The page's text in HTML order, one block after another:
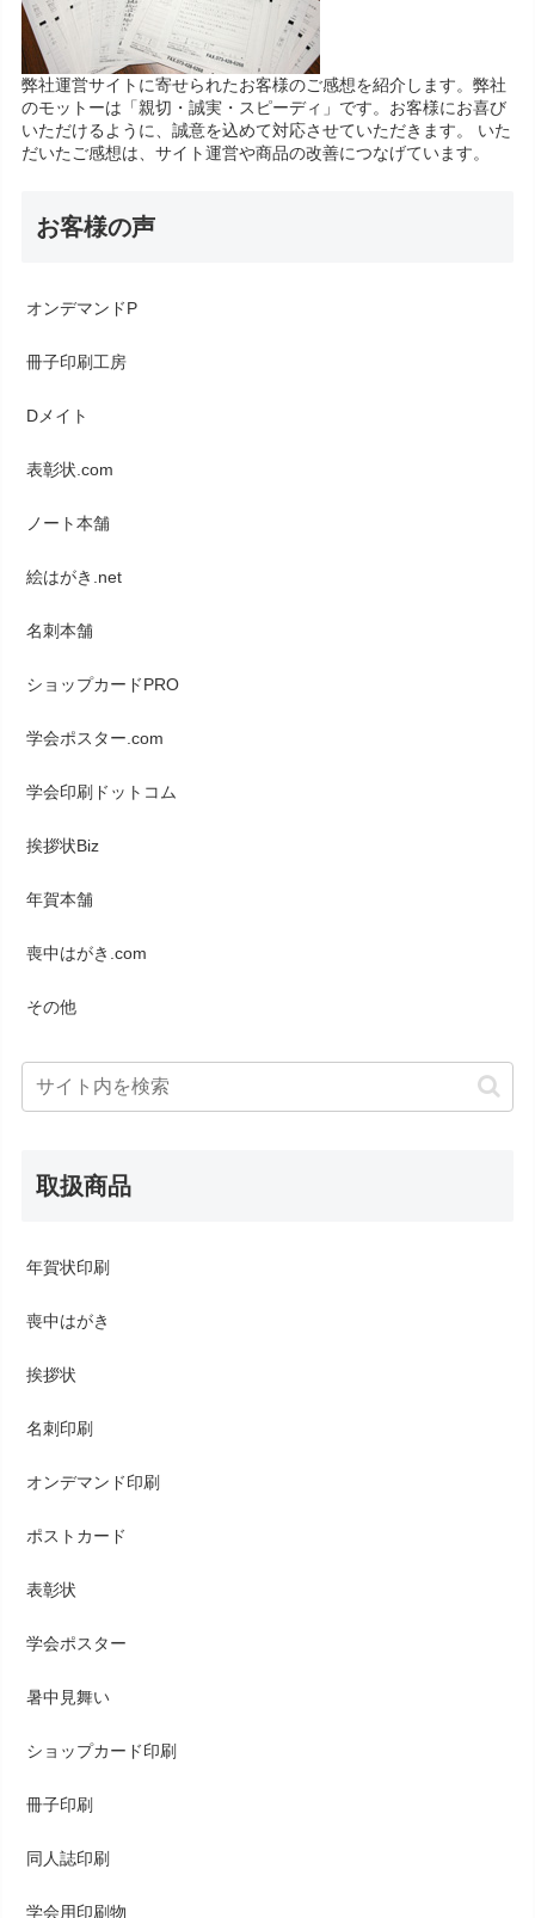
弊社運営サイトに寄せられたお客様のご感想を紹介します。弊社
のモットーは「親切・誠実・スピーディ」です。お客様にお喜び
いただけるように、誠意を込めて対応させていただきます。 いた
だいたご感想は、サイト運営や商品の改善につなげています。
お客様の声
オンデマンドP
冊子印刷工房
Dメイト
表彰状.com
ノート本舗
絵はがき.net
名刺本舗
ショップカードPRO
学会ポスター.com
学会印刷ドットコム
挨拶状Biz
年賀本舗
喪中はがき.com
その他
取扱商品
年賀状印刷
喪中はがき
挨拶状
名刺印刷
オンデマンド印刷
ポストカード
表彰状
学会ポスター
暑中見舞い
ショップカード印刷
冊子印刷
同人誌印刷
学会用印刷物